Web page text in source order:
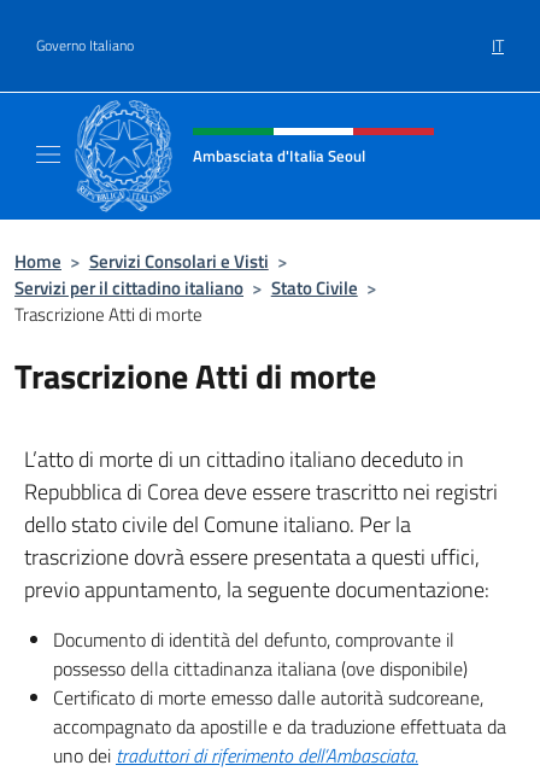
Governo Italiano IT
Intestazione sito, social e menù
Ambasciata d'Italia Seoul
Home > Servizi Consolari e Visti >
Servizi per il cittadino italiano > Stato Civile >
Trascrizione Atti di morte
Trascrizione Atti di morte
L’atto di morte di un cittadino italiano deceduto in
Repubblica di Corea deve essere trascritto nei registri
dello stato civile del Comune italiano. Per la
trascrizione dovrà essere presentata a questi uffici,
previo appuntamento, la seguente documentazione:
Documento di identità del defunto, comprovante il
possesso della cittadinanza italiana (ove disponibile)
Certificato di morte emesso dalle autorità sudcoreane,
accompagnato da apostille e da traduzione effettuata da
uno dei traduttori di riferimento dell’Ambasciata.